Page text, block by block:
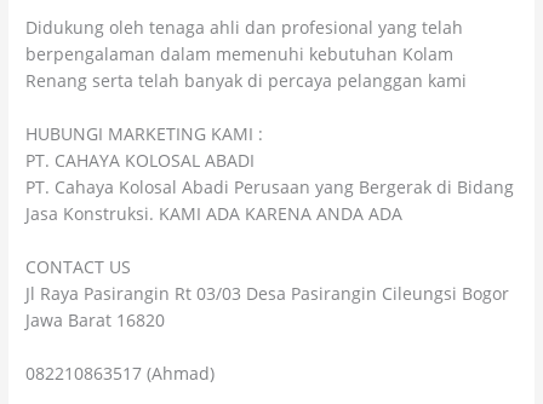
Didukung oleh tenaga ahli dan profesional yang telah
berpengalaman dalam memenuhi kebutuhan Kolam
Renang serta telah banyak di percaya pelanggan kami
HUBUNGI MARKETING KAMI :
PT. CAHAYA KOLOSAL ABADI
PT. Cahaya Kolosal Abadi Perusaan yang Bergerak di Bidang
Jasa Konstruksi. KAMI ADA KARENA ANDA ADA
CONTACT US
Jl Raya Pasirangin Rt 03/03 Desa Pasirangin Cileungsi Bogor
Jawa Barat 16820
082210863517 (Ahmad)